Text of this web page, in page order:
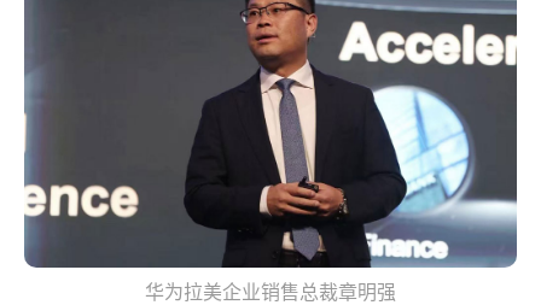
华为拉美企业销售总裁章明强